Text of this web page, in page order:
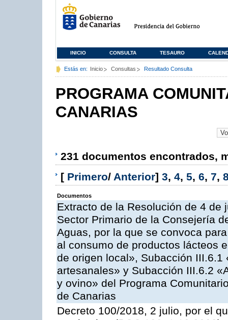
INICIO CONSULTA TESAURO
Estás en: Inicio Consultas Resultado Consulta
PROGRAMA
CANARIAS
231 documentos encontrados,
[ Primero/ Anterior] 3, 4, 5, 6, 7,
Documentos
Extracto de la Resolución de 4
Sector Primario de la Consejería
Aguas, por la que se convoca
al consumo de productos lácteos
de origen local», Subacción
artesanales» y Subacción III.6.2
y ovino» del Programa
de Canarias
Decreto 100/2018, 2 julio, por el